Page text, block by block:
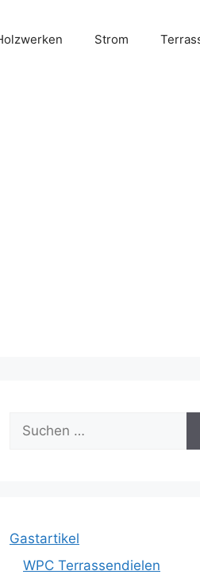
Strom
Suche
nach:
Gastartikel
WPC Terrassendielen